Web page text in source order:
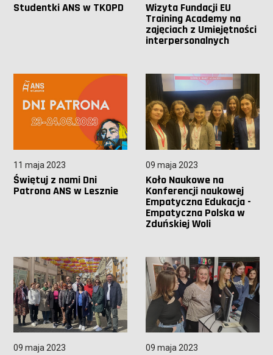
Studentki ANS w TKOPD Wizyta Fundacji EU
Training Academy na
zajęciach z Umiejętności
interpersonalnych
11 maja 2023
Świętuj z nami Dni
Patrona ANS w Lesznie
09 maja 2023
Koło Naukowe na
Konferencji naukowej
Empatyczna Edukacja -
Empatyczna Polska w
Zduńskiej Woli
09 maja 2023 09 maja 2023